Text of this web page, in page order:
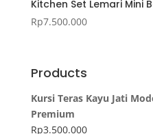
Kitchen Set Lemari Mini
Rp7.500.000
Products
Kursi Teras Kayu Jati
Premium
Rp3.500.000